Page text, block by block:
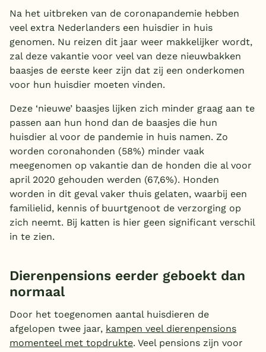
Na het uitbreken van de coronapandemie hebben
veel extra Nederlanders een huisdier in huis
genomen. Nu reizen dit jaar weer makkelijker wordt,
zal deze vakantie voor veel van deze nieuwbakken
baasjes de eerste keer zijn dat zij een onderkomen
voor hun huisdier moeten vinden.
Deze ‘nieuwe’ baasjes lijken zich minder graag aan te
passen aan hun hond dan de baasjes die hun
huisdier al voor de pandemie in huis namen. Zo
worden coronahonden (58%) minder vaak
meegenomen op vakantie dan de honden die al voor
april 2020 gehouden werden (67,6%). Honden
worden in dit geval vaker thuis gelaten, waarbij een
familielid, kennis of buurtgenoot de verzorging op
zich neemt. Bij katten is hier geen significant verschil
in te zien.
Dierenpensions eerder geboekt dan
normaal
Door het toegenomen aantal huisdieren de
afgelopen twee jaar, kampen veel dierenpensions
momenteel met topdrukte. Veel pensions zijn voor